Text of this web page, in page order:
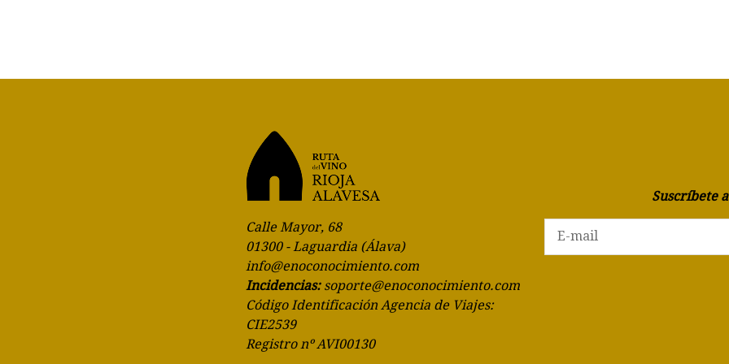
Calle Mayor, 68
01300 - Laguardia (Álava)
info@enoconocimiento.com
Incidencias: soporte@enoconocimiento.com
Código Identificación Agencia de Viajes:
CIE2539
Registro nº AVI00130
Suscríbete